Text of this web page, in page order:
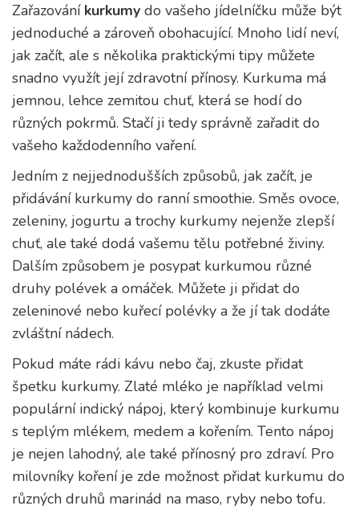
Zařazování kurkumy do vašeho jídelníčku může být
jednoduché a zároveň obohacující. Mnoho lidí neví,
jak začít, ale s několika praktickými tipy můžete
snadno využít její zdravotní přínosy. Kurkuma má
jemnou, lehce zemitou chuť, která se hodí do
různých pokrmů. Stačí ji tedy správně zařadit do
vašeho každodenního vaření.
Jedním z nejjednodušších způsobů, jak začít, je
přidávání kurkumy do ranní smoothie. Směs ovoce,
zeleniny, jogurtu a trochy kurkumy nejenže zlepší
chuť, ale také dodá vašemu tělu potřebné živiny.
Dalším způsobem je posypat kurkumou různé
druhy polévek a omáček. Můžete ji přidat do
zeleninové nebo kuřecí polévky a že jí tak dodáte
zvláštní nádech.
Pokud máte rádi kávu nebo čaj, zkuste přidat
špetku kurkumy. Zlaté mléko je například velmi
populární indický nápoj, který kombinuje kurkumu
s teplým mlékem, medem a kořením. Tento nápoj
je nejen lahodný, ale také přínosný pro zdraví. Pro
milovníky koření je zde možnost přidat kurkumu do
různých druhů marinád na maso, ryby nebo tofu.